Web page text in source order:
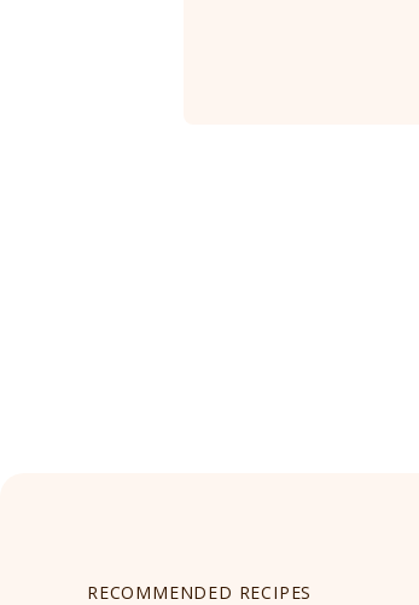
RECOMMENDED RECIPES